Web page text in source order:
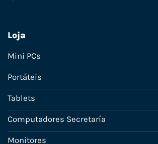
Loja
Mini PCs
Portáteis
Tablets
Computadores Secretaría
Monitores